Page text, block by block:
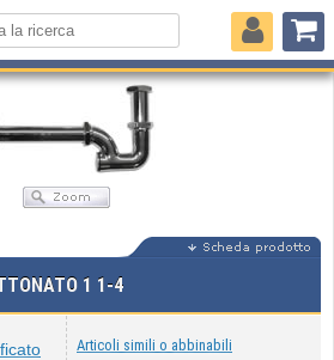
1 1-4
Articoli simili o abbinabili